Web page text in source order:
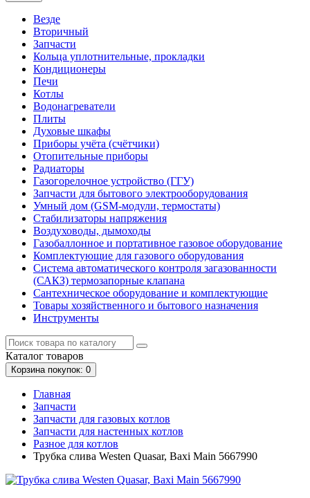
Везде
Вторичный
Запчасти
Кольца уплотнительные, прокладки
Кондиционеры
Печи
Котлы
Водонагреватели
Плиты
Духовые шкафы
Приборы учёта (счётчики)
Отопительные приборы
Радиаторы
Газогорелочное устройство (ГГУ)
Запчасти для бытового электрооборудования
Умный дом (GSM-модули, термостаты)
Cтабилизаторы напряжения
Воздуховоды, дымоходы
Газобаллонное и портативное газовое оборудование
Комплектующие для газового оборудования
Система автоматического контроля загазованности
(САКЗ) термозапорные клапана
Сантехническое оборудование и комплектующие
Товары хозяйственного и бытового назначения
Инструменты
Каталог товаров
Корзинапокупок: 0
Главная
Запчасти
Запчасти для газовых котлов
Запчасти для настенных котлов
Разное для котлов
Трубка слива Westen Quasar, Baxi Main 5667990